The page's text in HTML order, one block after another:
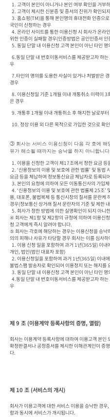
국인이 신청하는 경우
위한 인증이 실패할 경우(인증방법은 공인인증서
5. 동일 단말 내 이용신청 고객 본인이 아닌 타인
우
경우
은 경우
9. 개통후 1개월 이내 개통취소 후 해지한 날로부
10. 정상 이용 외 다른 목적으로 가입한 것으로
③ 회사는 서비스 이용신청이 다음 각 호에
유가 해소될 때까지는 승낙을 하지 아니합니다.
요금 등을 체납하여 정보통신요금 체납자로 등록되
용, 대포폰, 불법복제 등 통신시장의 질서를 문란케
경우(정보통신 상거래 질서 문란자의 기준 및 제한
④ 회사는 제1항 및 제2항의 규정에 의하여 이용신
청 고객에게 즉시 알려야 합니다.
⑤ 회사는 각호에 해당하는 경우는 이용신청을 승낙
의의 피해나 사유가 타당할 경우 회사는 이를 심사
개인, 법인(법인 대표자 포함)
불법스팸 발송자로 확인되어 이용정지 또는 해지를
우
제 9 조 (이용계약 등록사항의 증명, 열람)
회사는 이용계약 등록사항에 대하여 이용고객 본인
확정판결서나 공정증서를 제시한 이해관계인이 증
다.
제 10 조 (서비스의 개시)
회사가 이용고객에 대한 서비스 이용을 승낙한 경
함과 동시에 서비스가 개시됩니다.